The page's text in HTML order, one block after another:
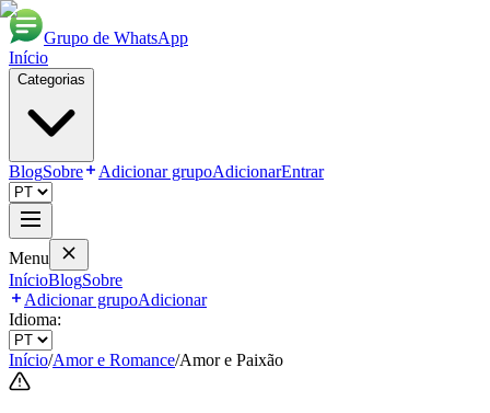
Grupo de WhatsApp
Início
Categorias
BlogSobre Adicionar grupoAdicionarEntrar
Menu
InícioBlogSobre
Adicionar grupoAdicionar
Idioma:
Início/Amor e Romance/Amor e Paixão